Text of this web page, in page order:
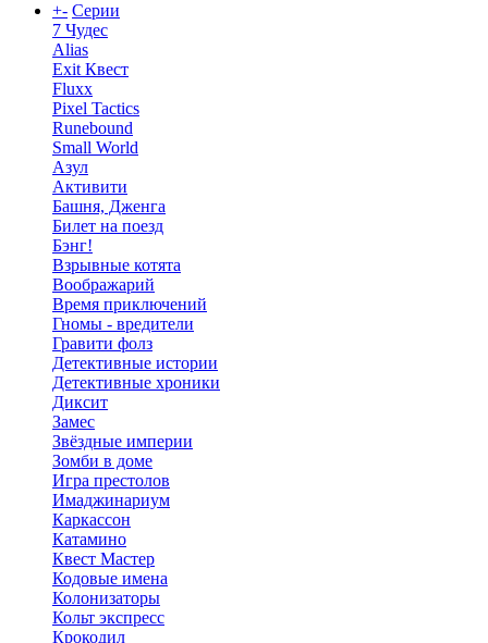
+- Серии
7 Чудес
Alias
Exit Квест
Fluxx
Pixel Tactics
Runebound
Small World
Азул
Активити
Башня, Дженга
Билет на поезд
Бэнг!
Взрывные котята
Воображарий
Время приключений
Гномы - вредители
Гравити фолз
Детективные истории
Детективные хроники
Диксит
Замес
Звёздные империи
Зомби в доме
Игра престолов
Имаджинариум
Каркассон
Катамино
Квест Мастер
Кодовые имена
Колонизаторы
Кольт экспресс
Крокодил